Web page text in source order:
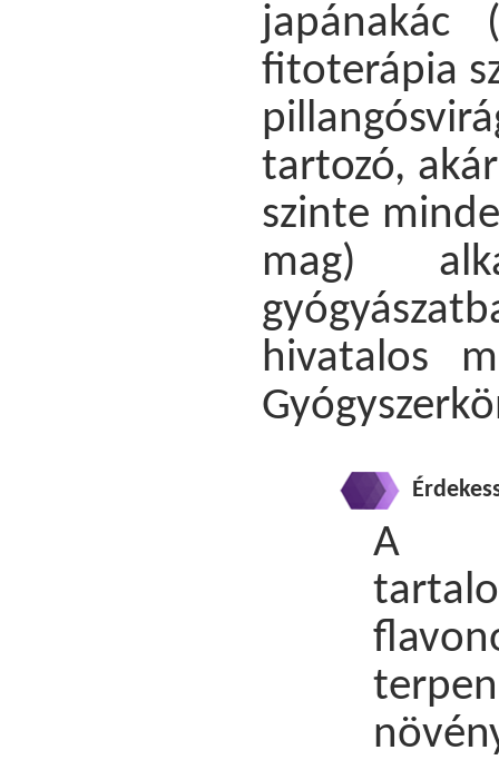
japánakác
fitoterápia
tartozó,
szinte
mag)
hivatalos
A